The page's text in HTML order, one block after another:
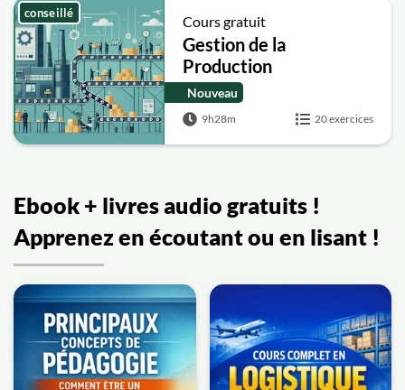
Cours gratuit
Gestion de la
Production
Nouveau
9h28m 20 exercices
conseillé
Ebook + livres audio gratuits !
Apprenez en écoutant ou en lisant !